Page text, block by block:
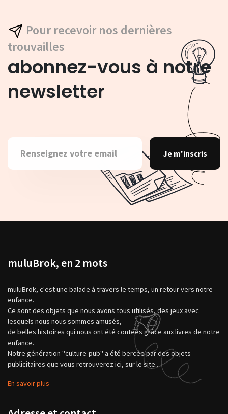
Pour recevoir nos dernières
trouvailles
abonnez-vous à notre
newsletter
Je m'inscris
muluBrok, en 2 mots
muluBrok, c'est une balade à travers le temps, un retour vers notre
enfance.
Ce sont des objets que nous avons tous utilisés, des jeux avec
lesquels nous nous sommes amusés,
de belles histoires qui nous ont été contées grâce aux livres de notre
enfance.
Notre génération "culture-pub" a été bercée par des objets
publicitaires que vous retrouverez ici, sur le site...
En savoir plus